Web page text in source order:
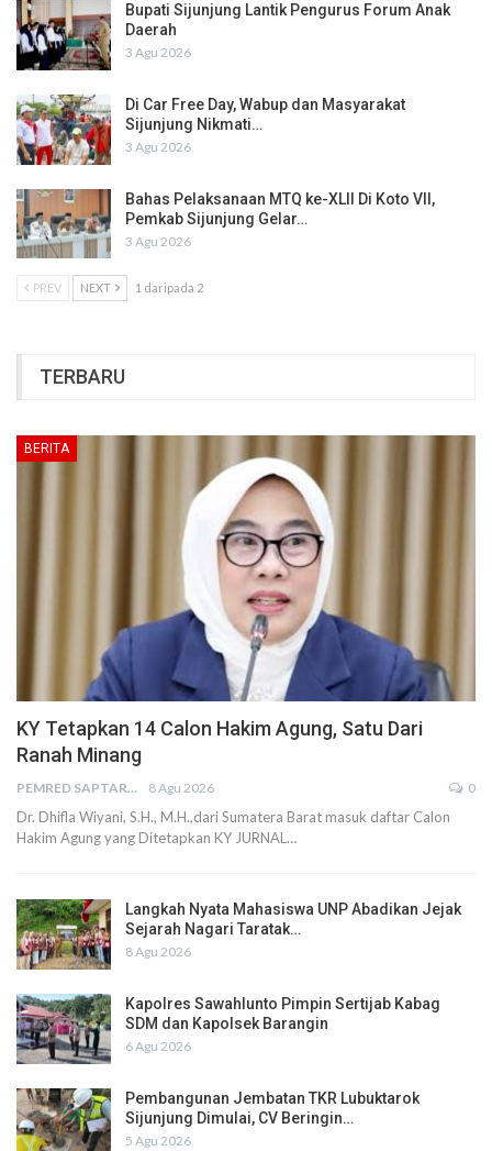
Bupati Sijunjung Lantik Pengurus Forum Anak
Daerah
3 Agu 2026
Di Car Free Day, Wabup dan Masyarakat
Sijunjung Nikmati…
3 Agu 2026
Bahas Pelaksanaan MTQ ke-XLII Di Koto VII,
Pemkab Sijunjung Gelar…
3 Agu 2026
PREV NEXT 1 daripada 2
TERBARU
BERITA
KY Tetapkan 14 Calon Hakim Agung, Satu Dari
Ranah Minang
PEMRED SAPTARIUS 8 Agu 2026 0
Dr. Dhifla Wiyani, S.H., M.H.,dari Sumatera Barat masuk daftar Calon
Hakim Agung yang Ditetapkan KY JURNAL…
Langkah Nyata Mahasiswa UNP Abadikan Jejak
Sejarah Nagari Taratak…
8 Agu 2026
Kapolres Sawahlunto Pimpin Sertijab Kabag
SDM dan Kapolsek Barangin
6 Agu 2026
Pembangunan Jembatan TKR Lubuktarok
Sijunjung Dimulai, CV Beringin…
5 Agu 2026